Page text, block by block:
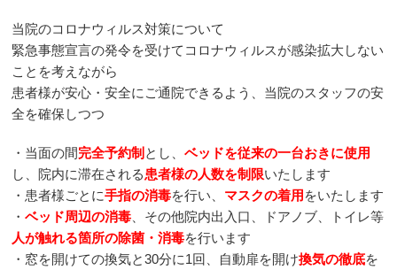
頚椎症
顔面神経麻痺
顎関節症
ストレートネック
肩こり
頭痛
当院のコロナウィルス対策について
緊急事態宣言の発令を受けてコロナウィルスが感染拡大しない
ことを考えながら
患者様が安心・安全にご通院できるよう、当院のスタッフの安
全を確保しつつ
・当面の間完全予約制 とし、ベッドを従来の一台おきに使用
し、院内に滞在される患者様の人数を制限いたします
・患者様ごとに手指の消毒を行い、 マスクの着用 をいたします
・ベッド周辺の消毒、その他院内出入口、ドアノブ、トイレ等
人が触れる箇所の除菌・消毒を行います
・窓を開けての換気と30分に1回、自動扉を開け換気の徹底を